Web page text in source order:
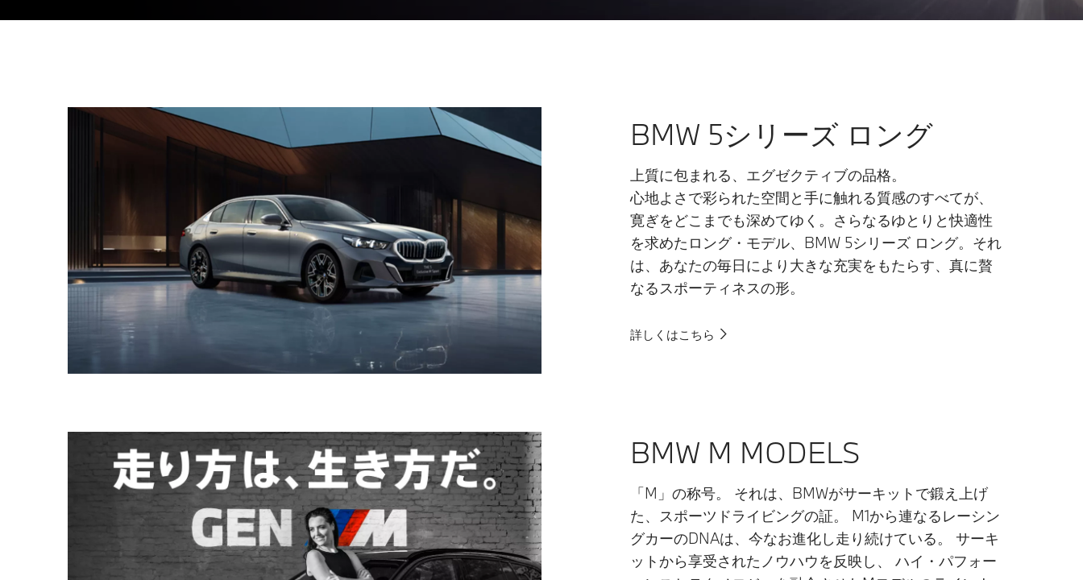
BMW 5シリーズ ロング
上質に包まれる、エグゼクティブの品格。
心地よさで彩られた空間と手に触れる質感のすべてが、
寛ぎをどこまでも深めてゆく。さらなるゆとりと快適性
を求めたロング・モデル、BMW 5シリーズ ロング。それ
は、あなたの毎日により大きな充実をもたらす、真に贅
なるスポーティネスの形。
詳しくはこちら
BMW M MODELS​
「M」の称号。 それは、BMWがサーキットで鍛え上げ
た、スポーツドライビングの証。 M1から連なるレーシン
グカーのDNAは、今なお進化し走り続けている。 サーキ
ットから享受されたノウハウを反映し、 ハイ・パフォー